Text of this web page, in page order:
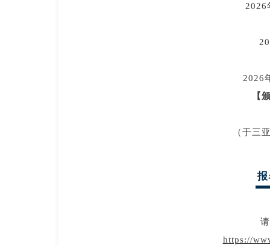
2026
2026
【
（于三
报
https://